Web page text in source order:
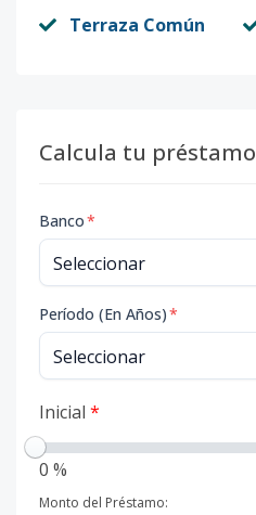
Terraza Común
Calcula tu préstamo
Banco*
Período (En Años)*
Inicial *
0 %
Monto del Préstamo: